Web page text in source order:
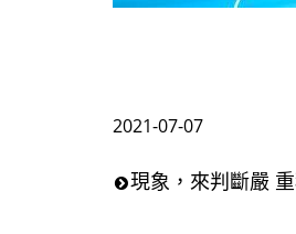
2021-07-07
現象，來判斷嚴